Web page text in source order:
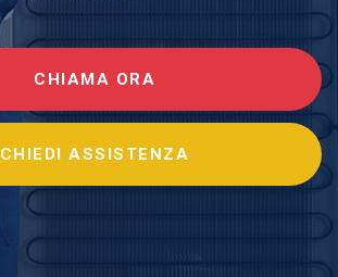
CHIAMA ORA
CHIEDI ASSISTENZA